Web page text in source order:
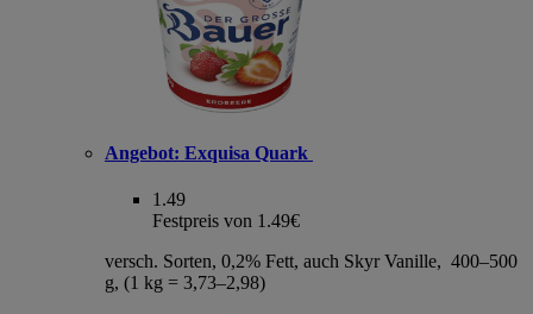
Angebot: Exquisa Quark
1.49
Festpreis von 1.49€
versch. Sorten, 0,2% Fett, auch Skyr Vanille, 400–500
g, (1 kg = 3,73–2,98)